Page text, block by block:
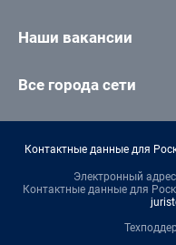
Наши вакансии
Все города сети
Контактные данные для
Электронный
Контактные данные для